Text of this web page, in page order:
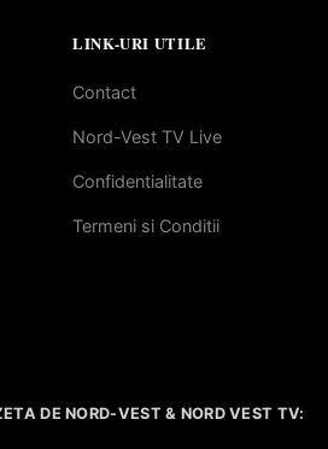
LINK-URI UTILE
Contact
Nord-Vest TV Live
Confidentialitate
Termeni si Conditii
DE NORD-VEST & NORD VEST TV: